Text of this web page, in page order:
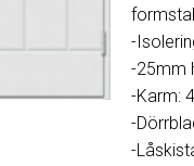
-
-25mm
-Karm:
-
-